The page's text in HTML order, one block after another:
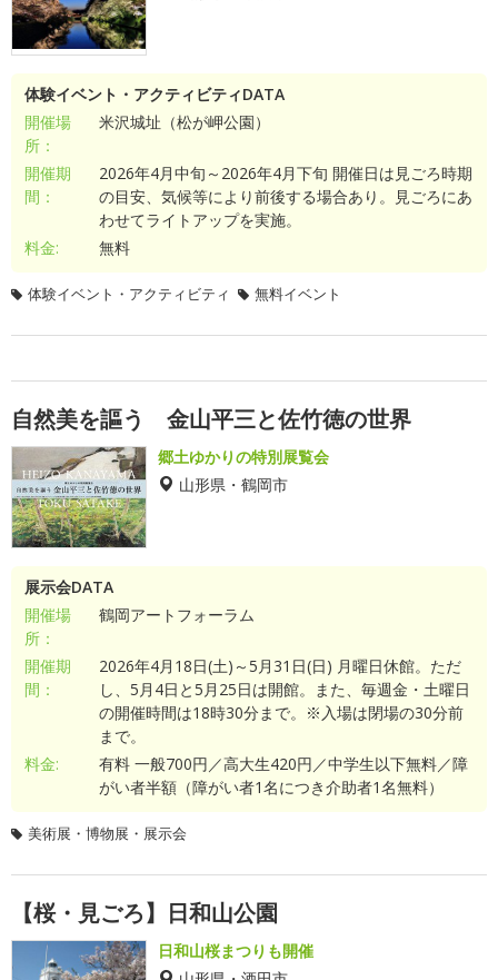
体験イベント・アクティビティDATA
開催場
所：
米沢城址（松が岬公園）
開催期
間：
2026年4月中旬～2026年4月下旬 開催日は見ごろ時期
の目安、気候等により前後する場合あり。見ごろにあ
わせてライトアップを実施。
料金:
無料
体験イベント・アクティビティ 無料イベント
自然美を謳う 金山平三と佐竹徳の世界
郷土ゆかりの特別展覧会
山形県・鶴岡市
展示会DATA
開催場
所：
鶴岡アートフォーラム
開催期
間：
2026年4月18日(土)～5月31日(日) 月曜日休館。ただ
し、5月4日と5月25日は開館。また、毎週金・土曜日
の開催時間は18時30分まで。※入場は閉場の30分前
まで。
料金:
有料 一般700円／高大生420円／中学生以下無料／障
がい者半額（障がい者1名につき介助者1名無料）
美術展・博物展・展示会
【桜・見ごろ】日和山公園
日和山桜まつりも開催